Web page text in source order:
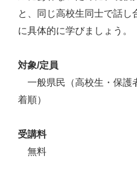
と、同じ高校生同士で話し
に具体的に学びましょう。
対象/定員
一般県民（高校生・保
着順）
受講料
無料